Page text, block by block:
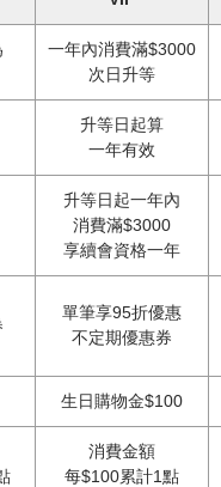
一年內消費滿$3000
次日升等
升等日起算
一年有效
升等日起一年內
消費滿$3000
享續會資格一年
單筆享95折優惠
不定期優惠券
生日購物金$100
消費金額
每$100累計1點